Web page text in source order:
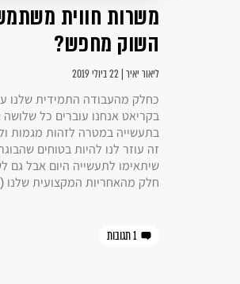
משרות חווית
השוק מחפש?
ליאור יאיר | 22 ביולי 2019
כחלק מהעבודה התמידית שלנו
בקריאט אנחנו עוברים כל
בתעשייה במטרה לזהות מגמות
זה עוזר לנו להיות בטוחים
שיתאימו לתעשייה היום אבל גם
חלק מהאחריות המקצועית שלנו
1 תגובות